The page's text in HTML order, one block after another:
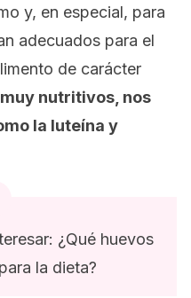
y, en especial, para
adecuados para el
de carácter
nutritivos, nos
la luteína y
¿Qué huevos
la dieta?